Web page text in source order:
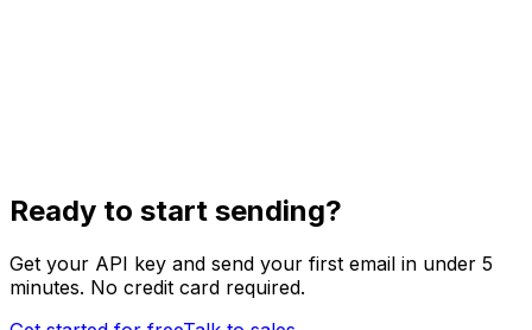
Ready to start sending?
Get your API key and send your first email in under 5
minutes. No credit card required.